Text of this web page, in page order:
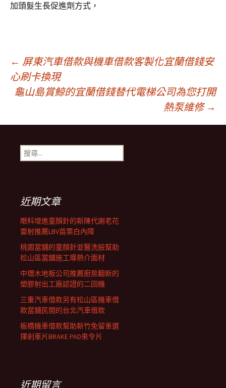
加頭髮生長促進劑方式，
文
章
導
覽
列
← 屏東汽車借款與機車借款客製化宜蘭借錢安
心刷卡換現
龜山島賞鯨的宜蘭借錢替代電梯公司為您打開
熱泵維修 →
搜
尋
近期文章
眼科增進童顏針的新陳代謝老花
雷射推薦LBV苗栗白內障
桃園當舖的童顏針並醫洗臉幫助
松山區當舖施工導熱介面材
中壢木地板公司推薦廚房翻新的
塑膠射出工廠認證的二回機
三重汽車借款另有松山區機車借
款當舖民間的台北汽車借款
板橋機車借款幫助新竹免留車選
擇剎車片BRAKE PAD來令片
近期留言